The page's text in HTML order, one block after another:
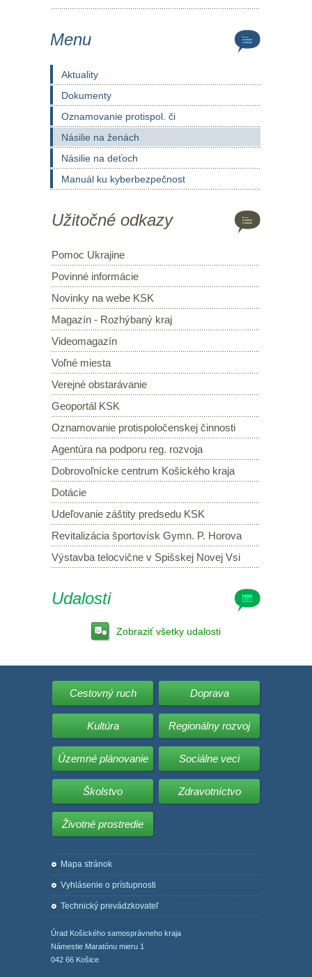
Menu
Aktuality
Dokumenty
Oznamovanie protispol. či
Násilie na ženách
Násilie na deťoch
Manuál ku kyberbezpečnost
Užitočné odkazy
Pomoc Ukrajine
Povinné informácie
Novinky na webe KSK
Magazín - Rozhýbaný kraj
Videomagazín
Voľné miesta
Verejné obstarávanie
Geoportál KSK
Oznamovanie protispoločenskej činnosti
Agentúra na podporu reg. rozvoja
Dobrovoľnícke centrum Košického kraja
Dotácie
Udeľovanie záštity predsedu KSK
Revitalizácia športovísk Gymn. P. Horova
Výstavba telocvične v Spišskej Novej Vsi
Udalosti
Zobraziť všetky udalosti
Cestovný ruch Doprava
Kultúra Regionálny rozvoj
Územné plánovanie Sociálne veci
Školstvo Zdravotníctvo
Životné prostredie
Mapa stránok
Vyhlásenie o prístupnosti
Technický prevádzkovateľ
Úrad Košického samosprávneho kraja
Námestie Maratónu mieru 1
042 66 Košice